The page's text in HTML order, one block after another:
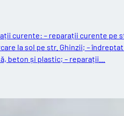
curente: – reparații curente pe
la sol pe str. Ghinzii; –
beton și plastic; – reparații…